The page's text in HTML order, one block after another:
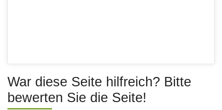
War diese Seite hilfreich? Bitte
bewerten Sie die Seite!